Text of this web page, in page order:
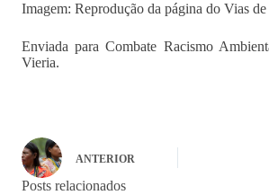
Imagem: Reprodução da página do Vias de
Enviada para Combate Racismo
Vieria.
ANTERIOR
Posts relacionados